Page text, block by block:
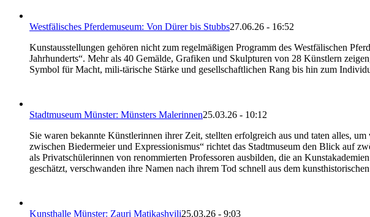
Westfälisches Pferdemuseum: Von Dürer bis Stubbs27.06.26 - 16:52
Kunstausstellungen gehören nicht zum regelmäßigen Programm des Westfälischen
Jahrhunderts“. Mehr als 40 Gemälde, Grafiken und Skulpturen von 28 Künstlern
Symbol für Macht, mili-tärische Stärke und gesellschaftlichen Rang bis hin zum
Stadtmuseum Münster: Münsters Malerinnen25.03.26 - 10:12
Sie waren bekannte Künstlerinnen ihrer Zeit, stellten erfolgreich aus und taten alles,
zwischen Biedermeier und Expressionismus“ richtet das Stadtmuseum den Blick auf
als Privatschülerinnen von renommierten Professoren ausbilden, die an
geschätzt, verschwanden ihre Namen nach ihrem Tod schnell aus dem
Kunsthalle Münster: Zauri Matikashvili25.03.26 - 9:03